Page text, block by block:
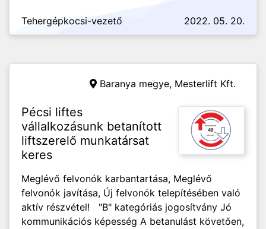
Tehergépkocsi-vezető 2022. 05. 20.
Baranya megye, Mesterlift Kft.
Pécsi liftes
vállalkozásunk betanított
liftszerelő munkatársat
keres
Meglévő felvonók karbantartása, Meglévő
felvonók javítása, Új felvonók telepítésében való
aktív részvétel! "B" kategóriás jogosítvány Jó
kommunikációs képesség A betanulást követően,